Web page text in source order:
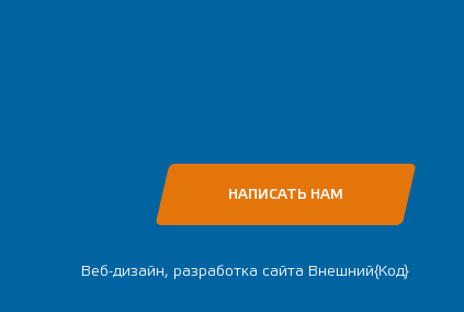
НАПИСАТЬ НАМ
Веб-дизайн, разработка сайта Внешний{Код}